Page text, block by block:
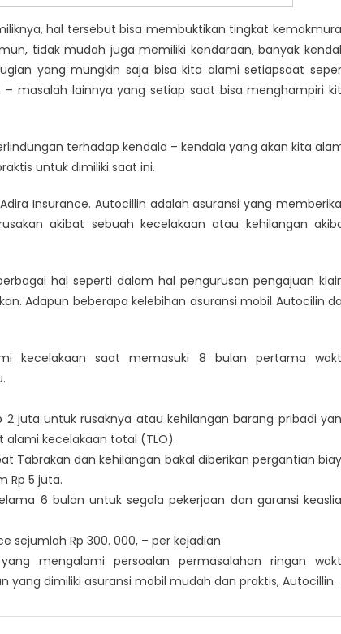
hal tersebut bisa membuktikan tingkat
tidak mudah juga memiliki kendaraan, banyak
yang mungkin saja bisa kita alami setiapsaat
masalah lainnya yang setiap saat bisa menghampiri
terhadap kendala – kendala yang akan kita
untuk dimiliki saat ini.
Insurance. Autocillin adalah asuransi yang
akibat sebuah kecelakaan atau kehilangan
hal seperti dalam hal pengurusan pengajuan
Adapun beberapa kelebihan asuransi mobil Autocilin
kecelakaan saat memasuki 8 bulan pertama
juta untuk rusaknya atau kehilangan barang pribadi
kecelakaan total (TLO).
Tabrakan dan kehilangan bakal diberikan pergantian
Rp 5 juta.
6 bulan untuk segala pekerjaan dan garansi
sejumlah Rp 300. 000, – per kejadian
mengalami persoalan permasalahan ringan
yang dimiliki asuransi mobil mudah dan praktis, Autocillin.